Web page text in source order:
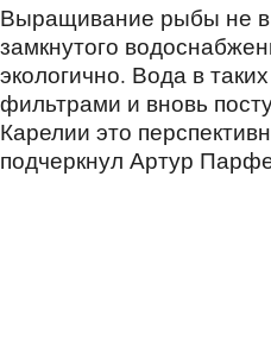
Выращивание рыбы не в
замкнутого
экологично. Вода в
фильтрами и вновь
Карелии это
подчеркнул Артур